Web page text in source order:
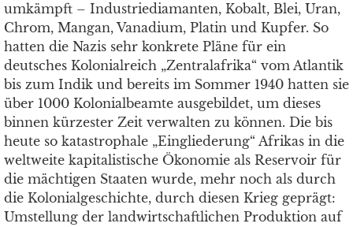
umkämpft – Industriediamanten, Kobalt, Blei, Uran,
Chrom, Mangan, Vanadium, Platin und Kupfer. So
hatten die Nazis sehr konkrete Pläne für ein
deutsches Kolonialreich „Zentralafrika“ vom Atlantik
bis zum Indik und bereits im Sommer 1940 hatten sie
über 1000 Kolonialbeamte ausgebildet, um dieses
binnen kürzester Zeit verwalten zu können. Die bis
heute so katastrophale „Eingliederung“ Afrikas in die
weltweite kapitalistische Ökonomie als Reservoir für
die mächtigen Staaten wurde, mehr noch als durch
die Kolonialgeschichte, durch diesen Krieg geprägt:
Umstellung der landwirtschaftlichen Produktion auf